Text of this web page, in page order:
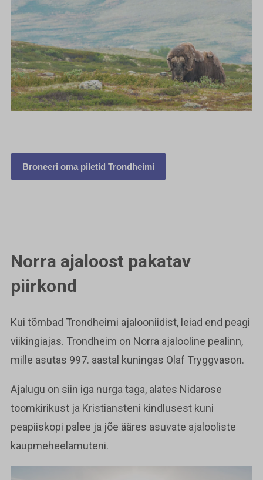
Broneeri oma piletid Trondheimi
Norra ajaloost pakatav
piirkond
Kui tõmbad Trondheimi ajalooniidist, leiad end peagi
viikingiajas. Trondheim on Norra ajalooline pealinn,
mille asutas 997. aastal kuningas Olaf Tryggvason.
Ajalugu on siin iga nurga taga, alates Nidarose
toomkirikust ja Kristiansteni kindlusest kuni
peapiiskopi palee ja jõe ääres asuvate ajalooliste
kaupmeheelamuteni.